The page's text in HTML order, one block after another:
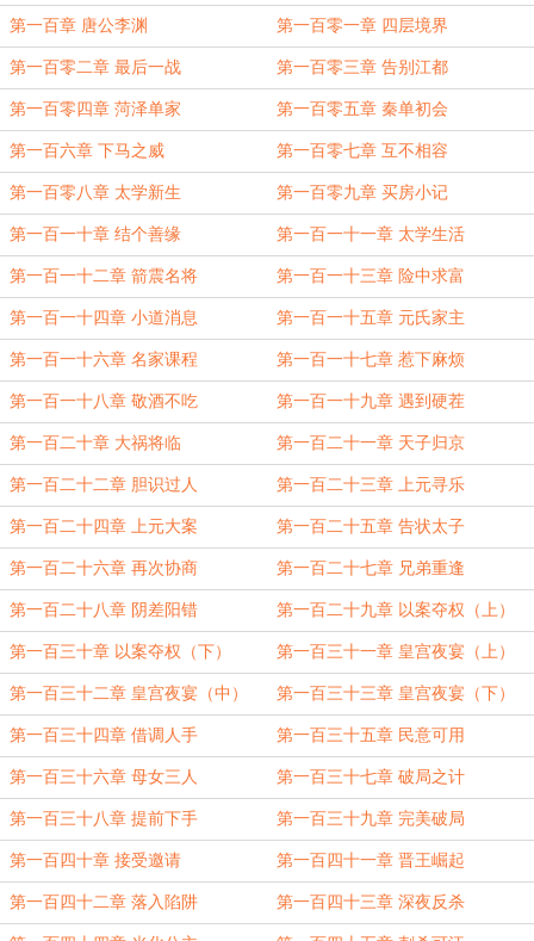
第一百章 唐公李渊 第一百零一章 四层境界
第一百零二章 最后一战 第一百零三章 告别江都
第一百零四章 菏泽单家 第一百零五章 秦单初会
第一百六章 下马之威 第一百零七章 互不相容
第一百零八章 太学新生 第一百零九章 买房小记
第一百一十章 结个善缘 第一百一十一章 太学生活
第一百一十二章 箭震名将 第一百一十三章 险中求富
第一百一十四章 小道消息 第一百一十五章 元氏家主
第一百一十六章 名家课程 第一百一十七章 惹下麻烦
第一百一十八章 敬酒不吃 第一百一十九章 遇到硬茬
第一百二十章 大祸将临 第一百二十一章 天子归京
第一百二十二章 胆识过人 第一百二十三章 上元寻乐
第一百二十四章 上元大案 第一百二十五章 告状太子
第一百二十六章 再次协商 第一百二十七章 兄弟重逢
第一百二十八章 阴差阳错 第一百二十九章 以案夺权（上）
第一百三十章 以案夺权（下） 第一百三十一章 皇宫夜宴（上）
第一百三十二章 皇宫夜宴（中） 第一百三十三章 皇宫夜宴（下）
第一百三十四章 借调人手 第一百三十五章 民意可用
第一百三十六章 母女三人 第一百三十七章 破局之计
第一百三十八章 提前下手 第一百三十九章 完美破局
第一百四十章 接受邀请 第一百四十一章 晋王崛起
第一百四十二章 落入陷阱 第一百四十三章 深夜反杀